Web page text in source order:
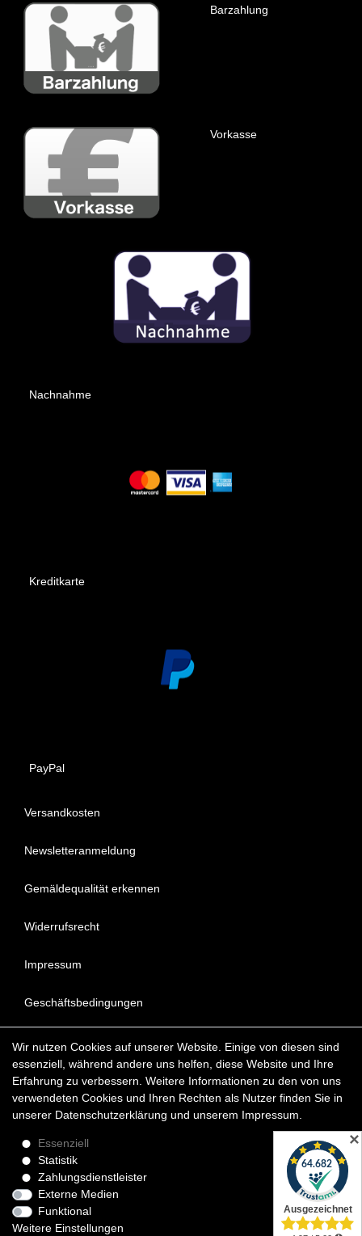
✕
Barzahlung
Vorkasse
Nachnahme
Kreditkarte
PayPal
Versandkosten
Newsletteranmeldung
Gemäldequalität erkennen
Widerrufsrecht
Impressum
Geschäftsbedingungen
Datenschutzerklärung
FAQ - Häufig gestellte Fragen
Copyright © 2022 KunstDepot24 BERLIN Exklusive Gemälde
*Die Lieferzeit für verfügbare Ölgemälde beträgt etwa 1 - 3
Werktage innerhalb Deutschland. Das Widerrufsrecht gilt für
Wir nutzen Cookies auf unserer Website. Einige von diesen sind
essenziell, während andere uns helfen, diese Website und Ihre
Erfahrung zu verbessern. Weitere Informationen zu den von uns
verwendeten Cookies und Ihren Rechten als Nutzer finden Sie in
unserer Daten­schutz­erklärung und unserem Impressum
Essenziell
Statistik
Zahlungsdienstleister
Externe Medien
Funktional
Weitere Einstellungen